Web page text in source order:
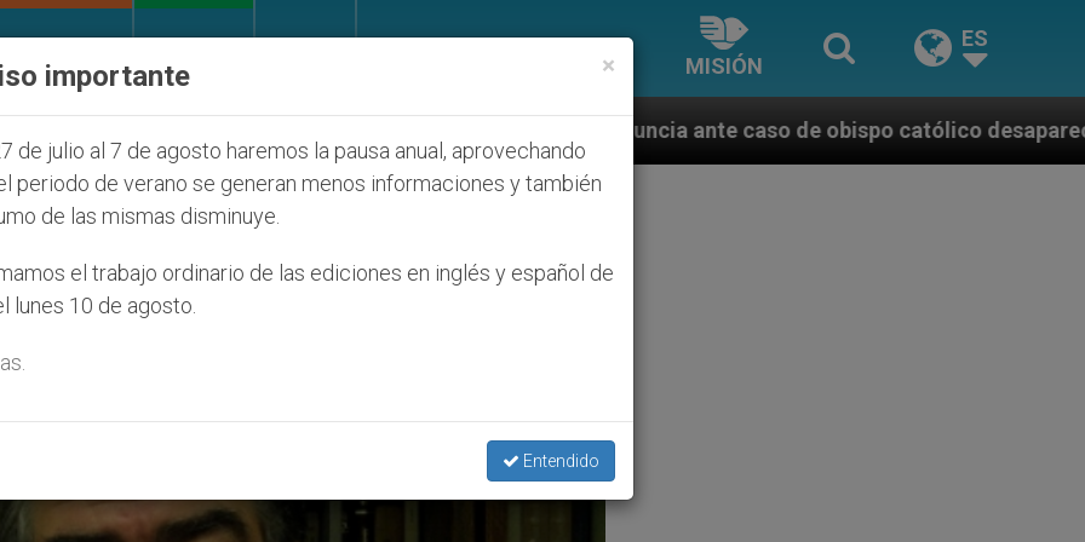
MISIÓN
ES
Seúl 2027 ONU se pronuncia ante caso de obispo católico desaparecido por la dictadura
Adetokunbo Agbontaen
×
importante
de julio al 7 de agosto haremos la pausa anual, aprovechando
periodo de verano se generan menos informaciones y también
de las mismas disminuye.
el trabajo ordinario de las ediciones en inglés y español de
lunes 10 de agosto.
Entendido